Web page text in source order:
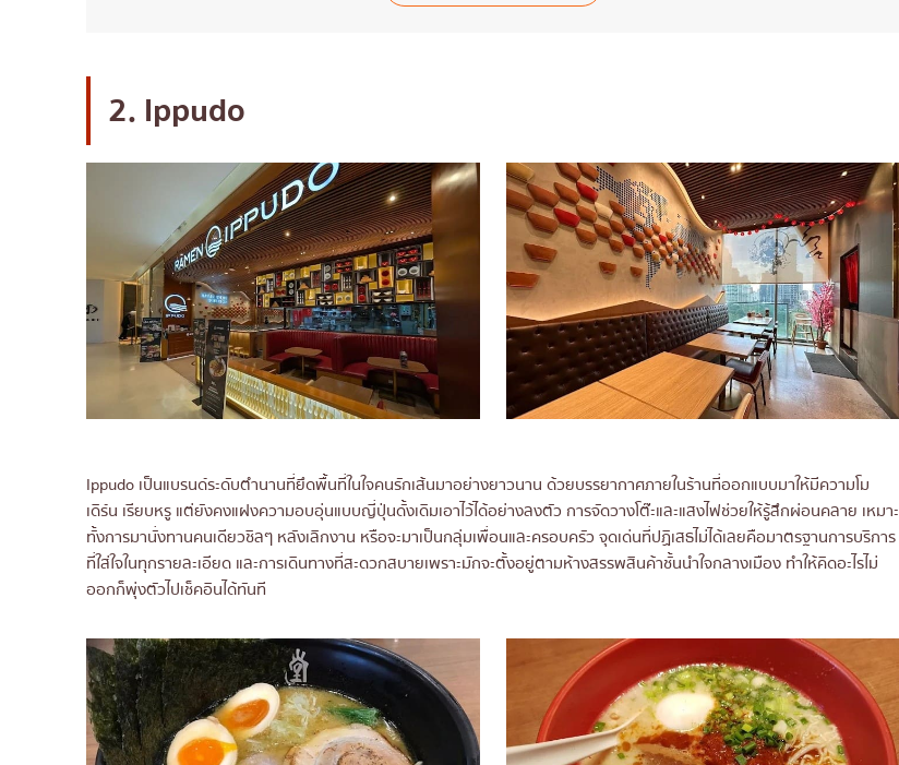
2. Ippudo
Ippudo เป็นแบรนด์ระดับตำนานที่ยึดพื้นที่ในใจคนรักเส้นมาอย่างยาวนาน ด้วยบรรยากาศภายในร้านที่ออกแบบมาให้มีความโม
เดิร์น เรียบหรู แต่ยังคงแฝงความอบอุ่นแบบญี่ปุ่นดั้งเดิมเอาไว้ได้อย่างลงตัว การจัดวางโต๊ะและแสงไฟช่วยให้รู้สึกผ่อนคลาย เหมาะ
ทั้งการมานั่งทานคนเดียวชิลๆ หลังเลิกงาน หรือจะมาเป็นกลุ่มเพื่อนและครอบครัว จุดเด่นที่ปฏิเสธไม่ได้เลยคือมาตรฐานการบริการ
ที่ใส่ใจในทุกรายละเอียด และการเดินทางที่สะดวกสบายเพราะมักจะตั้งอยู่ตามห้างสรรพสินค้าชั้นนำใจกลางเมือง ทำให้คิดอะไรไม่
ออกก็พุ่งตัวไปเช็คอินได้ทันที